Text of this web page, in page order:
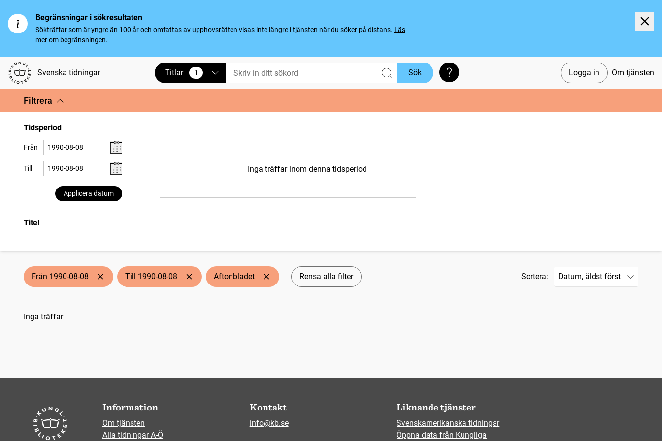
Begränsningar i sökresultaten
Sökträffar som är yngre än 100 år och omfattas av upphovsrätten visas inte längre i tjänsten när du söker på distans. Läs
mer om begränsningen.
Svenska tidningar Logga in Om tjänsten
Titlar 1
vald Sök Söktips
Filtrera
Tidsperiod
Från
Till
Applicera datum
Inga träffar inom denna tidsperiod
Titel
Från 1990-08-08 Till 1990-08-08 Aftonbladet Rensa alla filter Sortera:
Sökresultat
Inga träffar
Information
Om tjänsten
Alla tidningar A-Ö
Kontakt
info@kb.se
Liknande tjänster
Svenskamerikanska tidningar
Öppna data från Kungliga